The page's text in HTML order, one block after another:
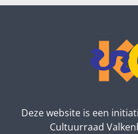
Deze website is een
Cultuurraad